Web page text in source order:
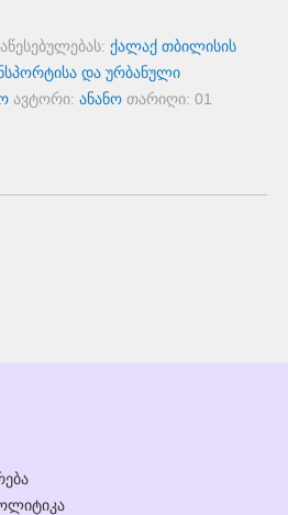
ქალაქ თბილისის
და ურბანული
ავტორი: ანანო თარიღი: 01